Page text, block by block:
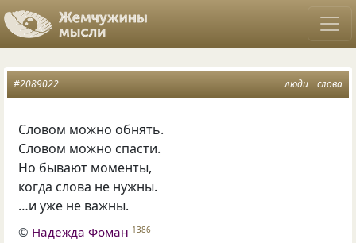
люди слова
#2089022
Словом можно обнять.
Словом можно спасти.
Но бывают моменты,
когда слова не нужны.
…и уже не важны.
© Надежда Фоман 1386